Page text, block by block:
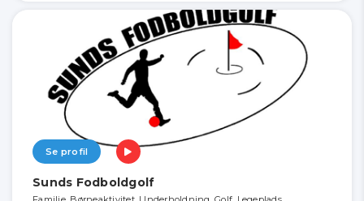
Se profil
Sunds Fodboldgolf